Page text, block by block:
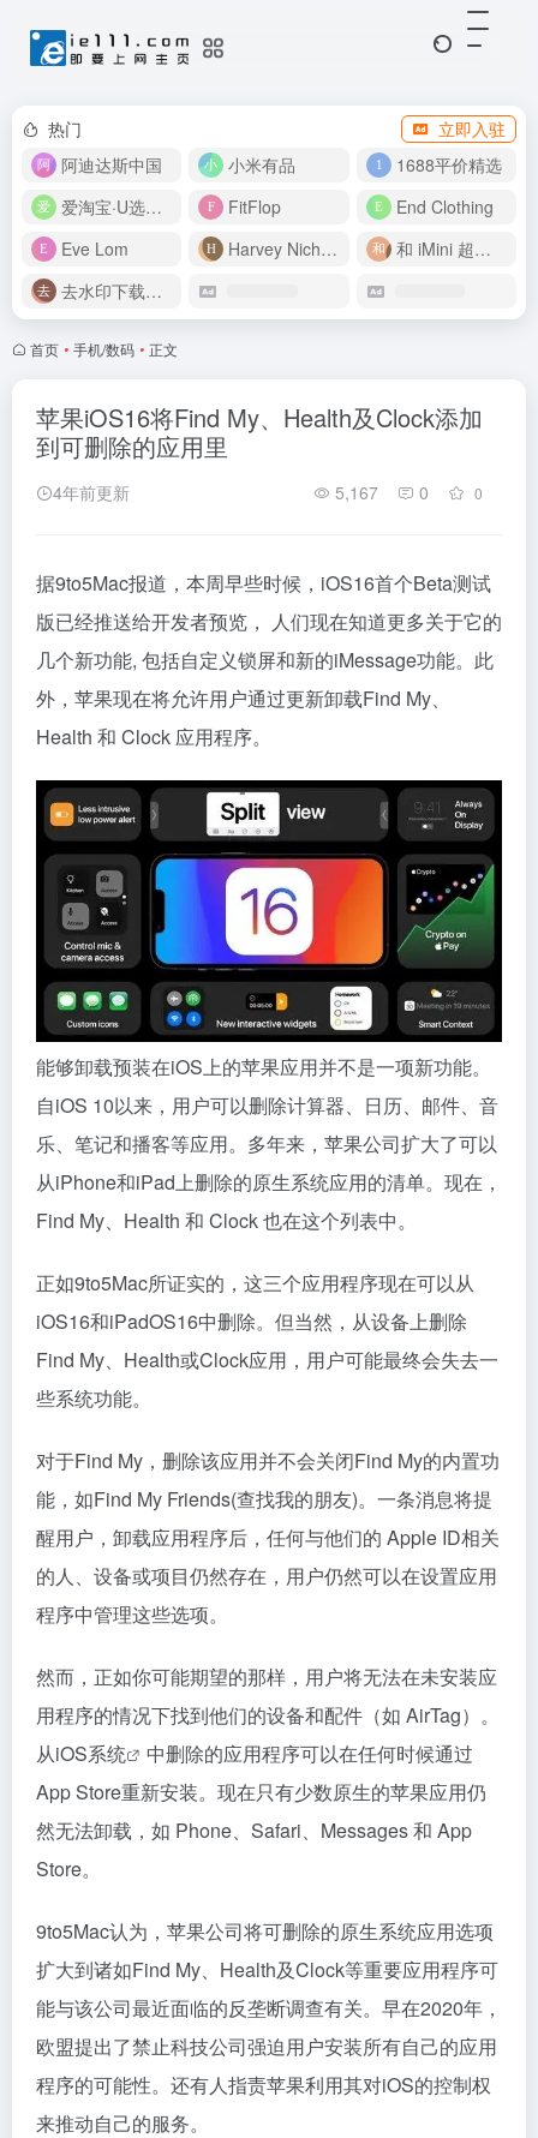
热门
立即入驻
阿迪达斯中国
小米有品
1688平价精选
爱淘宝·U选好价
FitFlop
End Clothing
Eve Lom
Harvey Nichols
和 iMini 超级智能体一起构建伟大作品
去水印下载视频
首页 • 手机/数码 • 正文
苹果iOS16将Find My、Health及Clock添加
到可删除的应用里
4年前更新 5,167 0 0
据9to5Mac报道，本周早些时候，iOS16首个Beta测试
版已经推送给开发者预览， 人们现在知道更多关于它的
几个新功能, 包括自定义锁屏和新的iMessage功能。此
外，苹果现在将允许用户通过更新卸载Find My、
Health 和 Clock 应用程序。
能够卸载预装在iOS上的苹果应用并不是一项新功能。
自iOS 10以来，用户可以删除计算器、日历、邮件、音
乐、笔记和播客等应用。多年来，苹果公司扩大了可以
从iPhone和iPad上删除的原生系统应用的清单。现在，
Find My、Health 和 Clock 也在这个列表中。
正如9to5Mac所证实的，这三个应用程序现在可以从
iOS16和iPadOS16中删除。但当然，从设备上删除
Find My、Health或Clock应用，用户可能最终会失去一
些系统功能。
对于Find My，删除该应用并不会关闭Find My的内置功
能，如Find My Friends(查找我的朋友)。一条消息将提
醒用户，卸载应用程序后，任何与他们的 Apple ID相关
的人、设备或项目仍然存在，用户仍然可以在设置应用
程序中管理这些选项。
然而，正如你可能期望的那样，用户将无法在未安装应
用程序的情况下找到他们的设备和配件（如 AirTag）。
从iOS系统
中删除的应用程序可以在任何时候通过
App Store重新安装。现在只有少数原生的苹果应用仍
然无法卸载，如 Phone、Safari、Messages 和 App
Store。
9to5Mac认为，苹果公司将可删除的原生系统应用选项
扩大到诸如Find My、Health及Clock等重要应用程序可
能与该公司最近面临的反垄断调查有关。早在2020年，
欧盟提出了禁止科技公司强迫用户安装所有自己的应用
程序的可能性。还有人指责苹果利用其对iOS的控制权
来推动自己的服务。